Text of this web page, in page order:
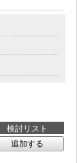
検討リスト
追加する